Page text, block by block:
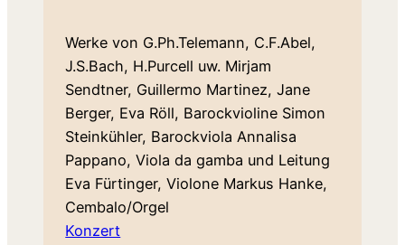
Werke von G.Ph.Telemann, C.F.Abel,
J.S.Bach, H.Purcell uw. Mirjam
Sendtner, Guillermo Martinez, Jane
Berger, Eva Röll, Barockvioline Simon
Steinkühler, Barockviola Annalisa
Pappano, Viola da gamba und Leitung
Eva Fürtinger, Violone Markus Hanke,
Cembalo/Orgel
Konzert